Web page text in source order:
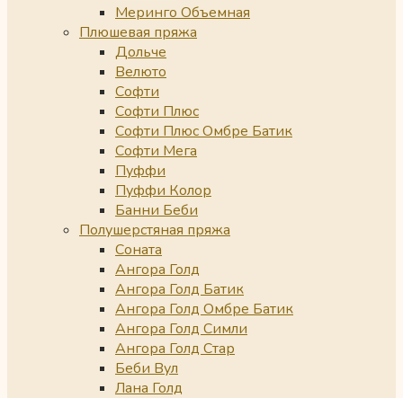
Меринго Объемная
Плюшевая пряжа
Дольче
Велюто
Софти
Софти Плюс
Софти Плюс Омбре Батик
Софти Мега
Пуффи
Пуффи Колор
Банни Беби
Полушерстяная пряжа
Соната
Ангора Голд
Ангора Голд Батик
Ангора Голд Омбре Батик
Ангора Голд Симли
Ангора Голд Стар
Беби Вул
Лана Голд